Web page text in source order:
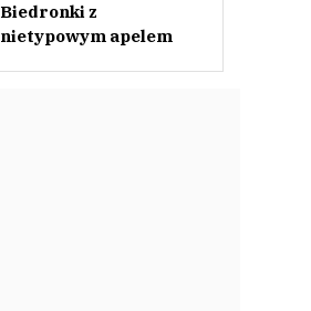
Biedronki z
nietypowym apelem